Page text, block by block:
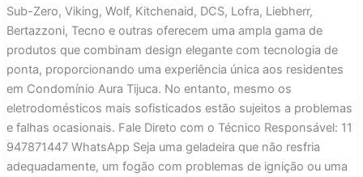
Sub-Zero, Viking, Wolf, Kitchenaid, DCS, Lofra, Liebherr,
Bertazzoni, Tecno e outras oferecem uma ampla gama de
produtos que combinam design elegante com tecnologia de
ponta, proporcionando uma experiência única aos residentes
em Condomínio Aura Tijuca. No entanto, mesmo os
eletrodomésticos mais sofisticados estão sujeitos a problemas
e falhas ocasionais. Fale Direto com o Técnico Responsável: 11
947871447 WhatsApp Seja uma geladeira que não resfria
adequadamente, um fogão com problemas de ignição ou uma